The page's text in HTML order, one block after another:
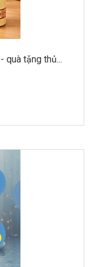
quà tặng thủ...